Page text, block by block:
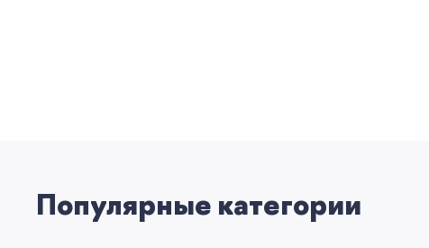
Популярные категории